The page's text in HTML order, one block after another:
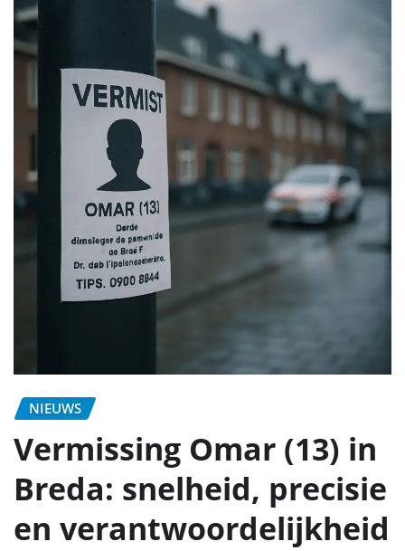
NIEUWS
Vermissing Omar (13) in
Breda: snelheid, precisie
en verantwoordelijkheid